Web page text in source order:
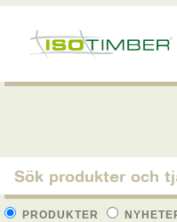
PRODUKTER